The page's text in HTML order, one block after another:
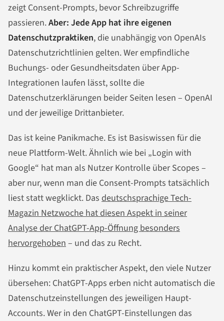
zeigt Consent-Prompts, bevor Schreibzugriffe
passieren.Aber: Jede App hat ihre eigenen
Datenschutzpraktiken, die unabhängig von OpenAIs
Datenschutzrichtlinien gelten. Wer empfindliche
Buchungs- oder Gesundheitsdaten über App-
Integrationen laufen lässt, sollte die
Datenschutzerklärungen beider Seiten lesen – OpenAI
und der jeweilige Drittanbieter.
Das ist keine Panikmache. Es ist Basiswissen für die
neue Plattform-Welt. Ähnlich wie bei „Login with
Google“ hat man als Nutzer Kontrolle über Scopes –
aber nur, wenn man die Consent-Prompts tatsächlich
liest statt wegklickt. Das deutschsprachige Tech-
Magazin Netzwoche hat diesen Aspekt in seiner
Analyse der ChatGPT-App-Öffnung besonders
hervorgehoben – und das zu Recht.
Hinzu kommt ein praktischer Aspekt, den viele Nutzer
übersehen: ChatGPT-Apps erben nicht automatisch die
Datenschutzeinstellungen des jeweiligen Haupt-
Accounts. Wer in den ChatGPT-Einstellungen das